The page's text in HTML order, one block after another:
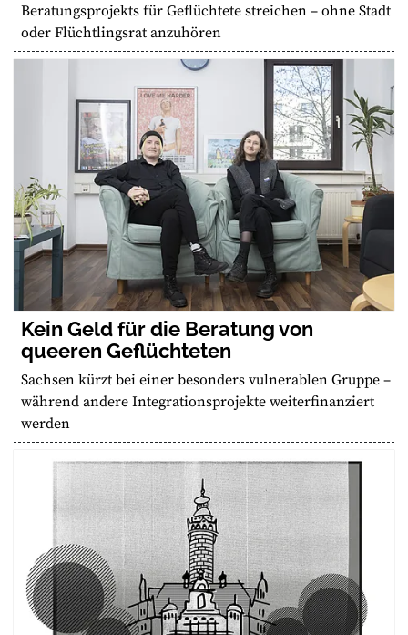
Beratungsprojekts für Geflüchtete streichen – ohne Stadt
oder Flüchtlingsrat anzuhören
Kein Geld für die Beratung von
queeren Geflüchteten
Sachsen kürzt bei einer besonders vulnerablen Gruppe –
während andere Integrationsprojekte weiterfinanziert
werden